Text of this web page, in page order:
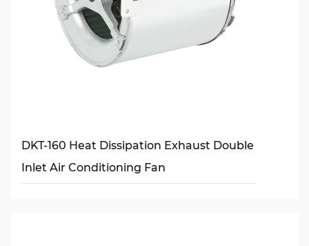
DKT-160 Heat Dissipation Exhaust Double
Inlet Air Conditioning Fan